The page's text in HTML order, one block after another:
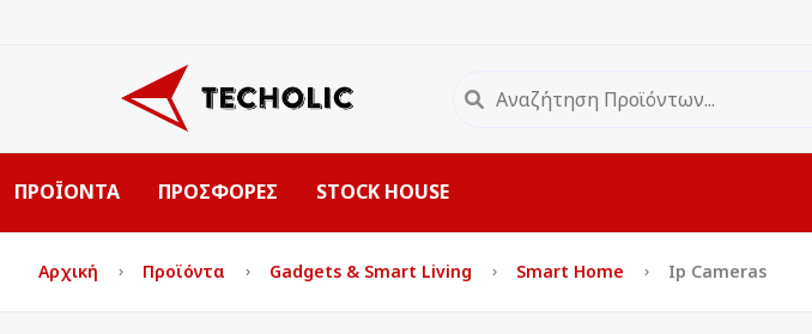
ΠΡΟΪΟΝΤΑ ΠΡΟΣΦΟΡΕΣ STOCK HOUSE
Αρχική Προϊόντα Gadgets & Smart Living Smart Home Ip Cameras